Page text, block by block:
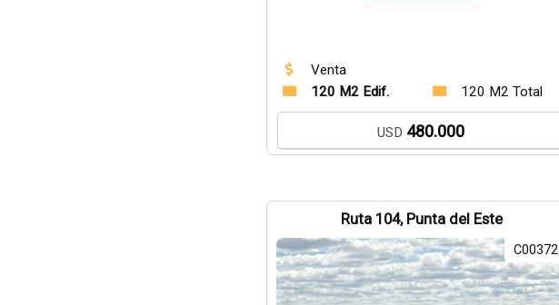
Venta
120 M2 Edif.
120 M2 Total
USD 480.000
Ruta 104, Punta del Este
C00372